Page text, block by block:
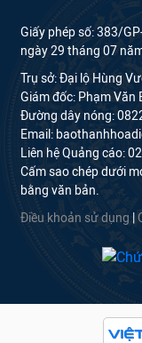
Giấy phép số: 383/
ngày 29 tháng 07
Trụ sở: Đại lộ Hùng
Giám đốc: Phạm Văn
Đường dây nóng:
Email:
Liên hệ Quảng cáo:
Cấm sao chép dưới
bằng văn bản.
Điều khoản sử dụng